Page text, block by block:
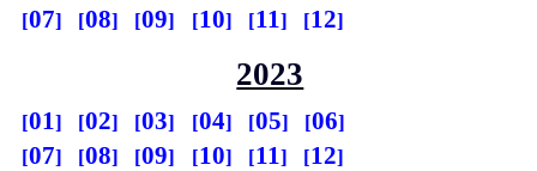
07
08 09 10 11 12
2023
01 02 03 04 05
06
07
08 09 10 11 12